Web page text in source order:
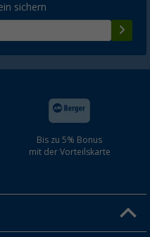
sichern
Bis zu 5% Bonus
mit der Vorteilskarte